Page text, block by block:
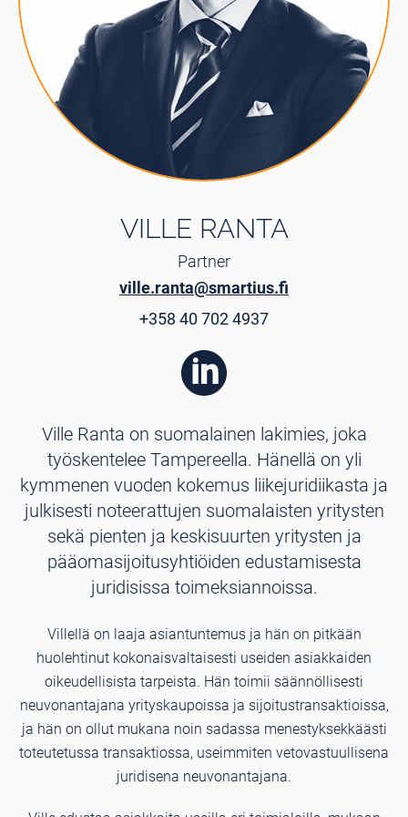
VILLE RANTA
Partner
ville.ranta@smartius.fi
+358 40 702 4937
Ville Ranta on suomalainen lakimies, joka
työskentelee Tampereella. Hänellä on yli
kymmenen vuoden kokemus liikejuridiikasta ja
julkisesti noteerattujen suomalaisten yritysten
sekä pienten ja keskisuurten yritysten ja
pääomasijoitusyhtiöiden edustamisesta
juridisissa toimeksiannoissa.
Villellä on laaja asiantuntemus ja hän on pitkään
huolehtinut kokonaisvaltaisesti useiden asiakkaiden
oikeudellisista tarpeista. Hän toimii säännöllisesti
neuvonantajana yrityskaupoissa ja sijoitustransaktioissa,
ja hän on ollut mukana noin sadassa menestyksekkäästi
toteutetussa transaktiossa, useimmiten vetovastuullisena
juridisena neuvonantajana.